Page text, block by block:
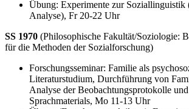
Übung: Experimente zur Soziallinguistik
Analyse), Fr 20-22 Uhr
SS 1970 (Philosophische Fakultät/Soziologie:
für die Methoden der Sozialforschung)
Forschungsseminar: Familie als
Literaturstudium, Durchführung von
Analyse der Beobachtungsprotokolle
Sprachmaterials, Mo 11-13 Uhr